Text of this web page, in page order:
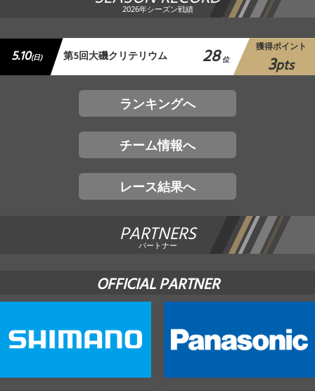
2026年シーズン戦績
5.10(日) 第5回大磯クリテリウム 28 位
獲得ポイント
3pts
ランキングへ
チーム情報へ
レース結果へ
PARTNERS
パートナー
OFFICIAL PARTNER